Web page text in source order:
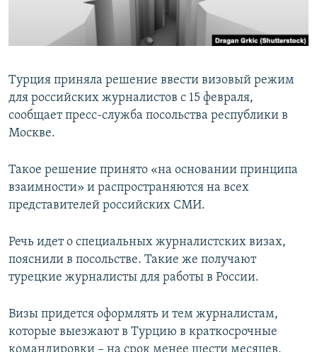
ПОБЕДИТЕЛЕЙ НЕ СУДЯТ?
КРЫМ.НЕПОКОРЕННЫЙ
УКРАИНСКАЯ ПРОБЛЕМА КРЫМА
ПРИСОЕДИНЯЙТЕСЬ!
Все сайты RFE/RL
Турция приняла решение ввести визовый режим
для российских журналистов с 15 февраля,
сообщает пресс-служба посольства республики в
Москве.
Такое решение принято «на основании принципа
взаимности» и распространяются на всех
представителей российских СМИ.
Речь идет о специальных журналистских визах,
пояснили в посольстве. Такие же получают
турецкие журналисты для работы в России.
Визы придется оформлять и тем журналистам,
которые выезжают в Турцию в краткосрочные